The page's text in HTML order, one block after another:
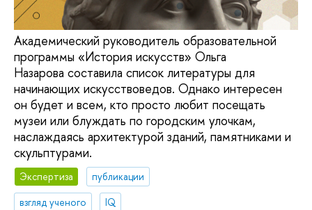
Академический руководитель образовательной
программы «История искусств» Ольга
Назарова составила список литературы для
начинающих искусствоведов. Однако интересен
он будет и всем, кто просто любит посещать
музеи или блуждать по городским улочкам,
наслаждаясь архитектурой зданий, памятниками и
скульптурами.
Экспертиза
публикации
взгляд ученого
IQ